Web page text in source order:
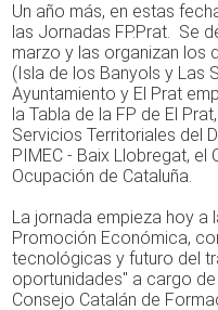
Un año más, en estas
las Jornadas FP.Prat. Se
marzo y las organizan los
(Isla de los Banyols y Las
Ayuntamiento y El Prat
la Tabla de la FP de El
Servicios Territoriales del
PIMEC - Baix Llobregat, el
Ocupación de Cataluña.
La jornada empieza hoy a
Promoción Económica,
tecnológicas y futuro del
oportunidades" a cargo
Consejo Catalán de